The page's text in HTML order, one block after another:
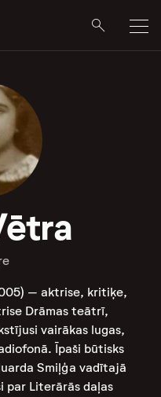
– aktrise, kritiķe,
Drāmas teātrī,
vairākas lugas,
Īpaši būtisks
Smiļģa vadītajā
par Literārās daļas